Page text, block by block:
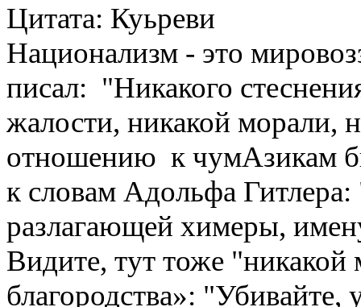
Цитата: Куьреви
Национализм - это
писал: "Никакого
жалости, никакой морали,
отношению к чумАзикам
к словам Адольфа
разлагающей химеры,
Видите, тут тоже
благородства»: